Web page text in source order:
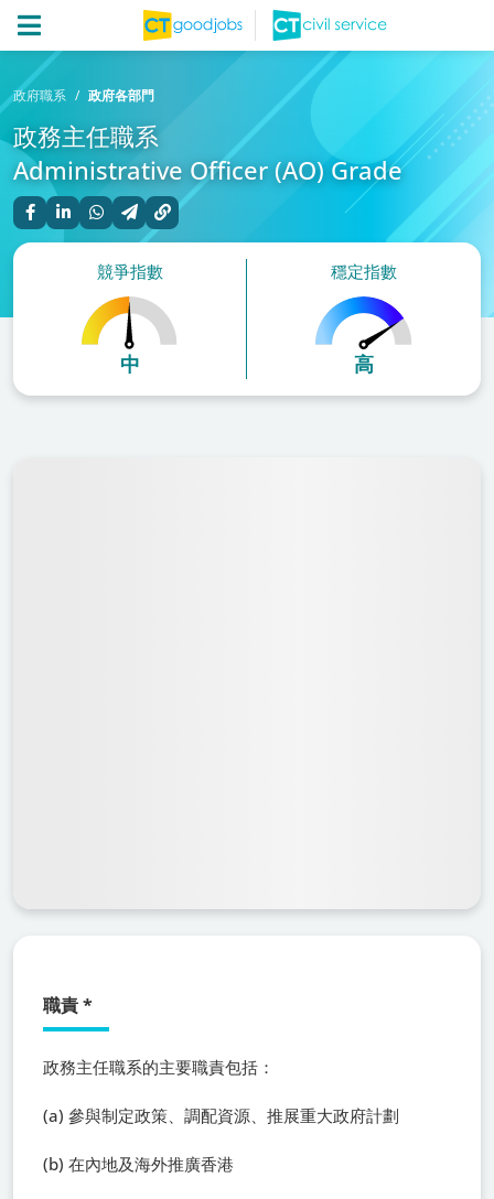
政府職系 政府各部門
政務主任職系
Administrative Officer (AO) Grade
競爭指數
中
穩定指數
高
職責*
政務主任職系的主要職責包括：
(a) 參與制定政策、調配資源、推展重大政府計劃
(b) 在內地及海外推廣香港